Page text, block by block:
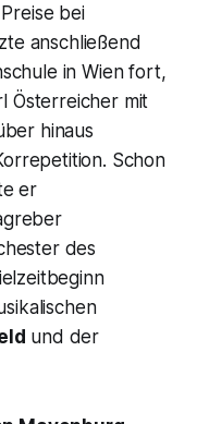
bei
anschließend
in Wien fort,
Österreicher mit
hinaus
Schon
er
des
und der